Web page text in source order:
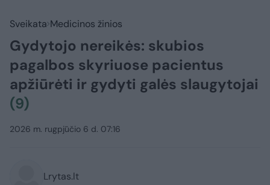
Sveikata Medicinos žinios
Gydytojo nereikės: skubios
pagalbos skyriuose pacientus
apžiūrėti ir gydyti galės slaugytojai
(9)
2026 m. rugpjūčio 6 d. 07:16
Lrytas.lt